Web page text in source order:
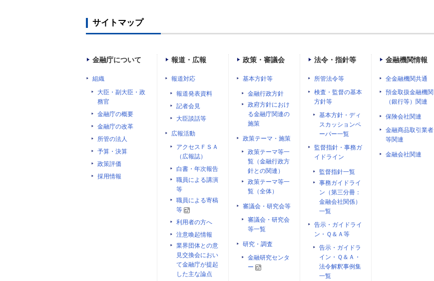
サイトマップ
金融庁について
組織
大臣・副大臣・政
務官
金融庁の概要
金融庁の改革
所管の法人
予算・決算
政策評価
採用情報
報道・広報
報道対応
報道発表資料
記者会見
大臣談話等
広報活動
アクセスＦＳＡ
（広報誌）
白書・年次報告
職員による講演
等
職員による寄稿
等
利用者の方へ
注意喚起情報
業界団体との意
見交換会におい
て金融庁が提起
した主な論点
政策・審議会
基本方針等
金融行政方針
政府方針におけ
る金融庁関連の
施策
政策テーマ・施策
政策テーマ等一
覧（金融行政方
針との関連）
政策テーマ等一
覧（全体）
審議会・研究会等
審議会・研究会
等一覧
研究・調査
金融研究センタ
ー
法令・指針等
所管法令等
検査・監督の基本
方針等
基本方針・ディ
スカッションペ
ーパー一覧
監督指針・事務ガ
イドライン
監督指針一覧
事務ガイドライ
ン（第三分冊：
金融会社関係）
一覧
告示・ガイドライ
ン・Ｑ＆Ａ等
告示・ガイドラ
イン・Ｑ＆Ａ・
法令解釈事例集
一覧
金融機関情報
全金融機関共通
預金取扱金融機関
（銀行等）関連
保険会社関連
金融商品取引業者
等関連
金融会社関連